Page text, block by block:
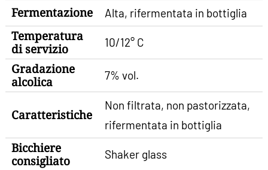
Fermentazione Alta, rifermentata in bottiglia
Temperatura
di servizio
10/12° C
Gradazione
alcolica
7% vol.
Caratteristiche
Non filtrata, non pastorizzata,
rifermentata in bottiglia
Bicchiere
consigliato
Shaker glass